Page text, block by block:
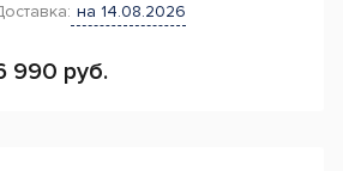
на 14.08.2026
990 руб.